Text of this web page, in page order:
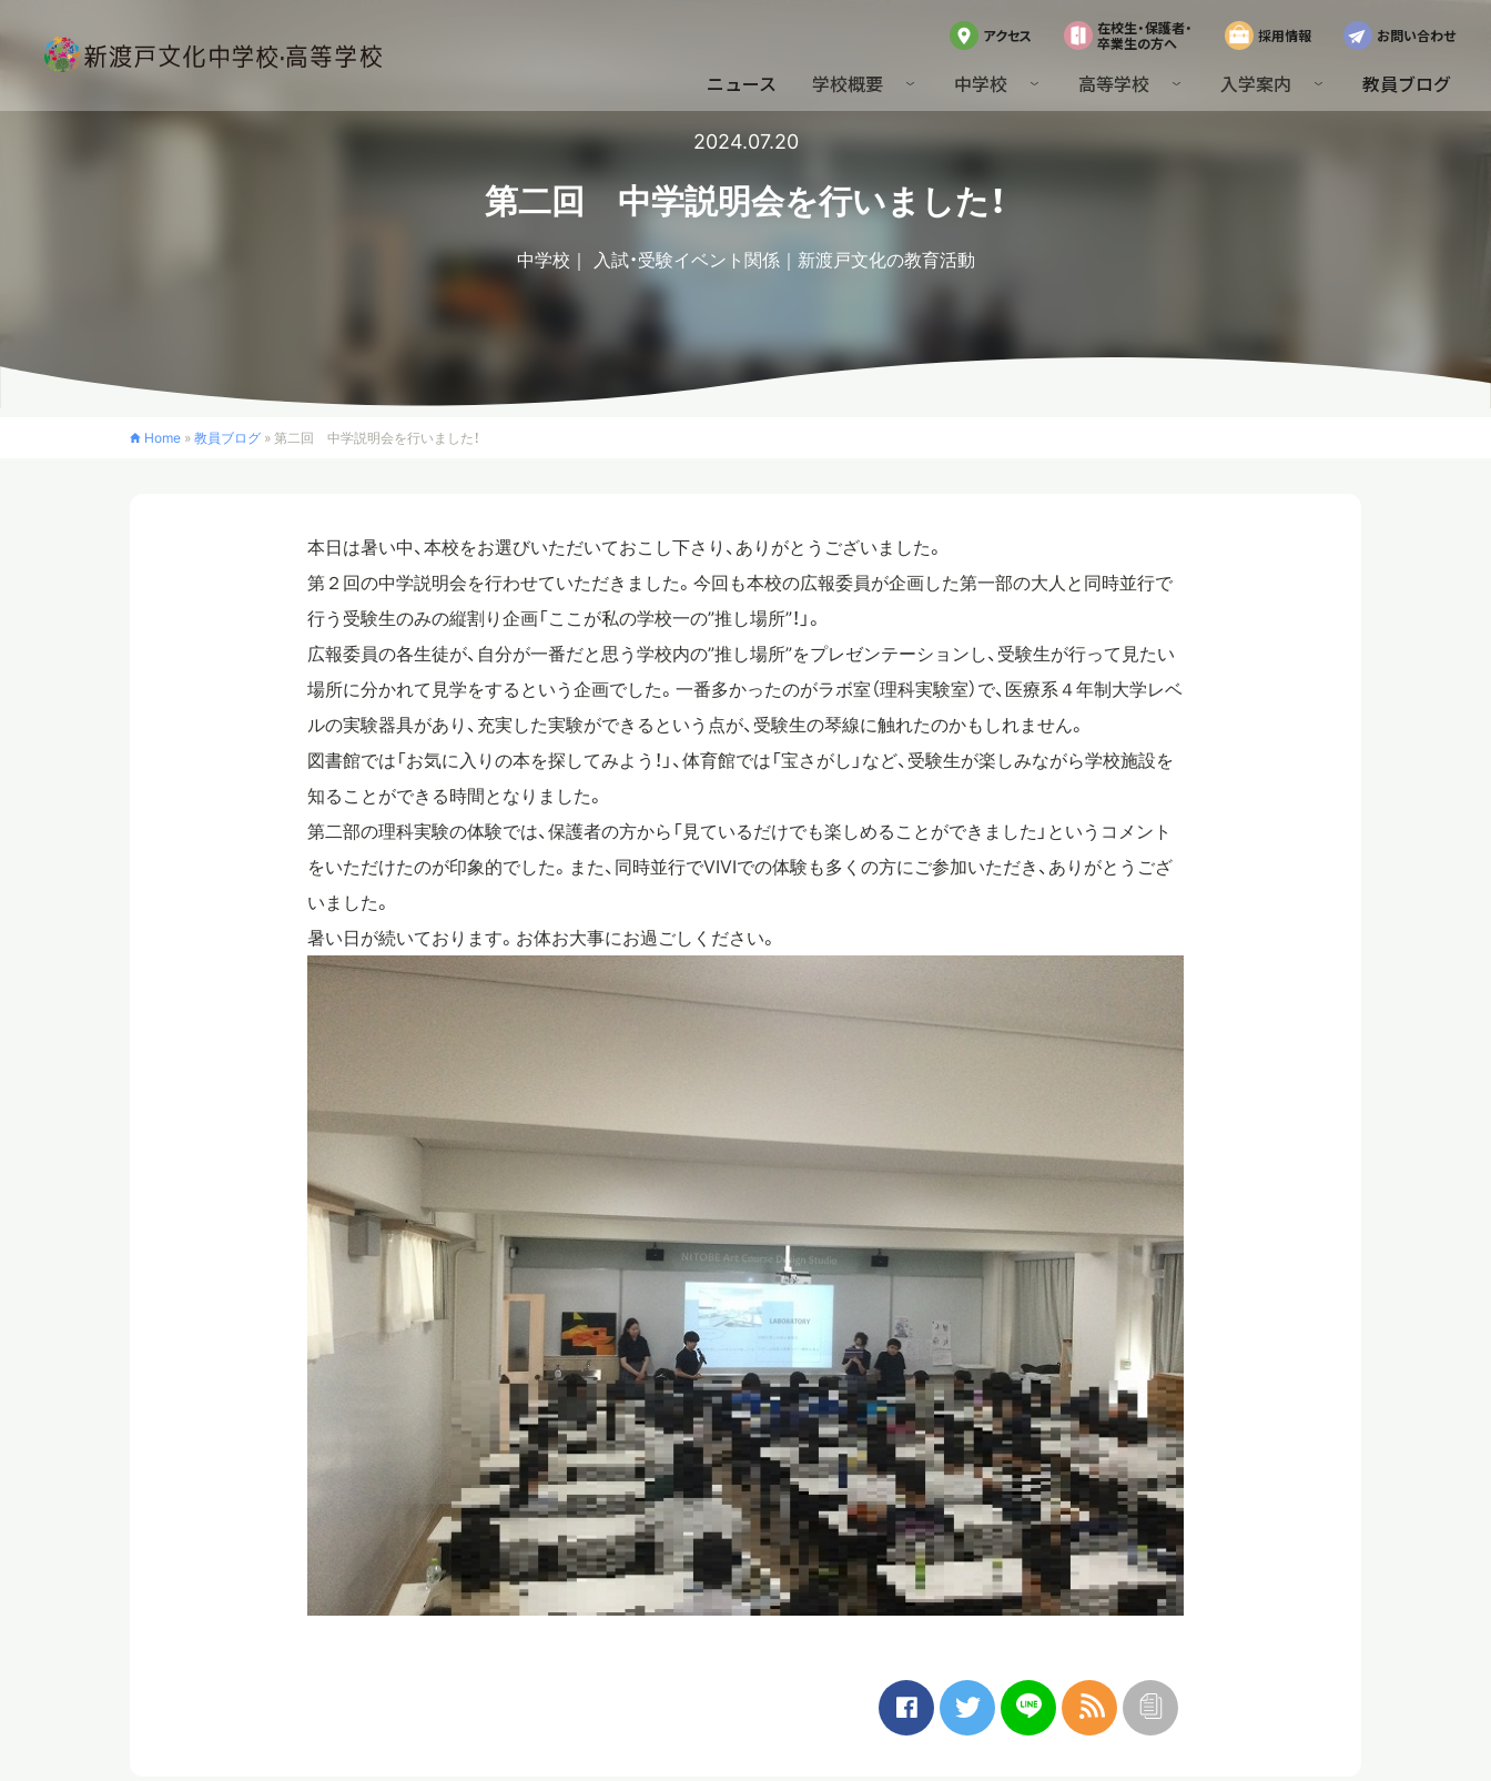
アクセス
在校生・保護者・
卒業生の方へ
採用情報 お問い合わせ
ニュース 学校概要 中学校 高等学校 入学案内 教員ブログ
2024.07.20
第二回 中学説明会を行いました！
中学校 入試・受験イベント関係 新渡戸文化の教育活動
Home » 教員ブログ » 第二回 中学説明会を行いました！
本日は暑い中、本校をお選びいただいておこし下さり、ありがとうございました。
第２回の中学説明会を行わせていただきました。今回も本校の広報委員が企画した第一部の大人と同時並行で
行う受験生のみの縦割り企画「ここが私の学校一の”推し場所”！」。
広報委員の各生徒が、自分が一番だと思う学校内の”推し場所”をプレゼンテーションし、受験生が行って見たい
場所に分かれて見学をするという企画でした。一番多かったのがラボ室（理科実験室）で、医療系４年制大学レベ
ルの実験器具があり、充実した実験ができるという点が、受験生の琴線に触れたのかもしれません。
図書館では「お気に入りの本を探してみよう！」、体育館では「宝さがし」など、受験生が楽しみながら学校施設を
知ることができる時間となりました。
第二部の理科実験の体験では、保護者の方から「見ているだけでも楽しめることができました」というコメント
をいただけたのが印象的でした。また、同時並行でVIVIでの体験も多くの方にご参加いただき、ありがとうござ
いました。
暑い日が続いております。お体お大事にお過ごしください。